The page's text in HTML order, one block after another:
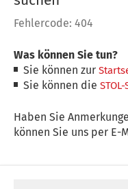
Fehlercode: 404
Was können Sie tun?
Sie können zur
Sie können die
Haben Sie
können Sie uns per E-